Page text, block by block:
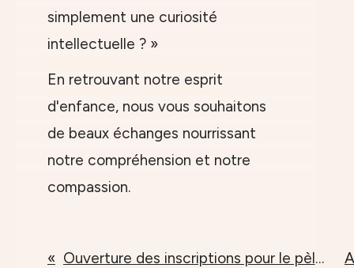
simplement une curiosité
intellectuelle ? »
En retrouvant notre esprit
d'enfance, nous vous souhaitons
de beaux échanges nourrissant
notre compréhension et notre
compassion.
Ouverture des inscriptions pour le pèlerinage en Inde